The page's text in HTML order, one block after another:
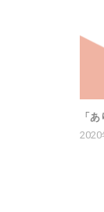
「
2020